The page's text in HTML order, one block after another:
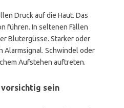
Druck auf die Haut. Das
führen. In seltenen Fällen
Blutergüsse. Starker oder
Alarmsignal. Schwindel oder
Aufstehen auftreten.
sein